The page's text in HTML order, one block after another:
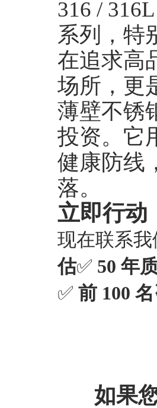
316 /
系列，特
在追求高
场所，更
薄壁不锈
投资。它
健康防线
落。
立即行动
现在联系
估✅ 50 年
✅ 前 100
如果